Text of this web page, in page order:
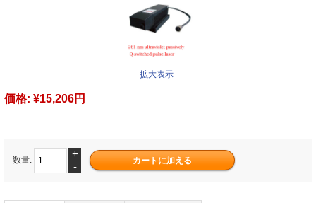
拡大表示
価格: ¥15,206円
数量.
+
-